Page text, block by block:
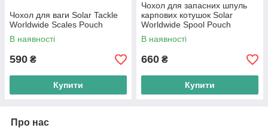
Чохол для ваги Solar Tackle
Worldwide Scales Pouch
В наявності
590 ₴
Купити
Чохол для запасних шпуль
карпових котушок Solar
Worldwide Spool Pouch
В наявності
660 ₴
Купити
Про нас